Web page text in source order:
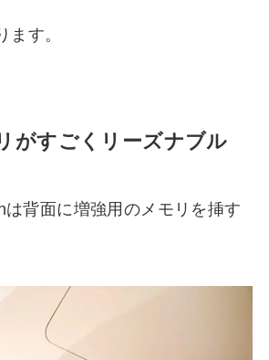
ます。
がすごくリーズナブル
背面に増強用のメモリを挿す